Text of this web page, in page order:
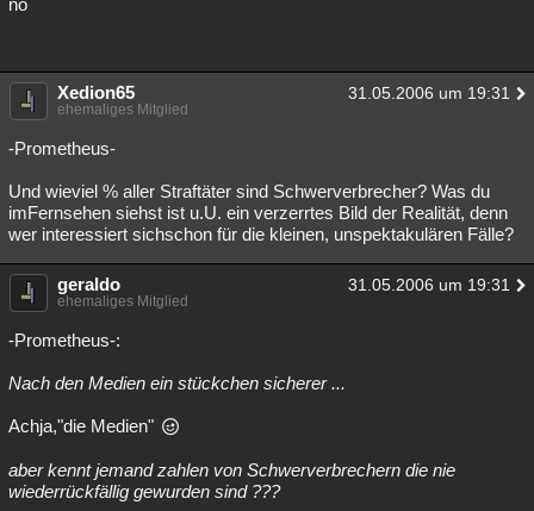
nö
Xedion65 31.05.2006 um 19:31
ehemaliges Mitglied
-Prometheus-
Und wieviel % aller Straftäter sind Schwerverbrecher? Was du
imFernsehen siehst ist u.U. ein verzerrtes Bild der Realität, denn
wer interessiert sichschon für die kleinen, unspektakulären Fälle?
geraldo 31.05.2006 um 19:31
ehemaliges Mitglied
-Prometheus-:
Nach den Medien ein stückchen sicherer ...
Achja,"die Medien"
aber kennt jemand zahlen von Schwerverbrechern die nie
wiederrückfällig gewurden sind ???